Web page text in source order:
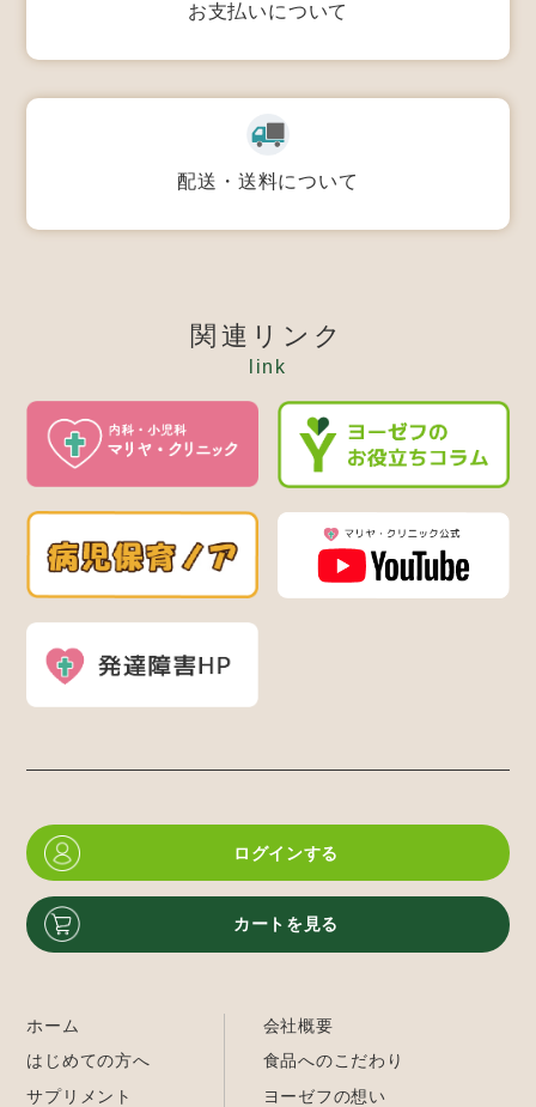
お支払いについて
配送・送料について
関連リンク
link
ログインする
カートを見る
ホーム
はじめての方へ
サプリメント
会社概要
食品へのこだわり
ヨーゼフの想い